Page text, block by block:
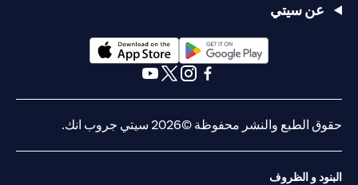
عن سيتي
opens in a new tab
opens in a new tab
حقوق الطبع والنشر محفوظة ©2026 سيتي جروب انك.
البنود و الظروف